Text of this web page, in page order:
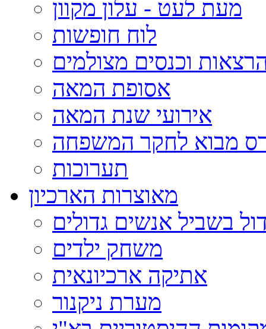
מעת לעט - עלון מקוון
לוח חופשות
וכנסים מצולמים
אסופת המאה
אירועי שנת המאה
מבוא לחקר המשפחה
תערוכות
מאוצרות הארכיון
בשביל אנשים גדולים
משחק ילדים
אתיקה ארכיונאית
מערת ניקנור